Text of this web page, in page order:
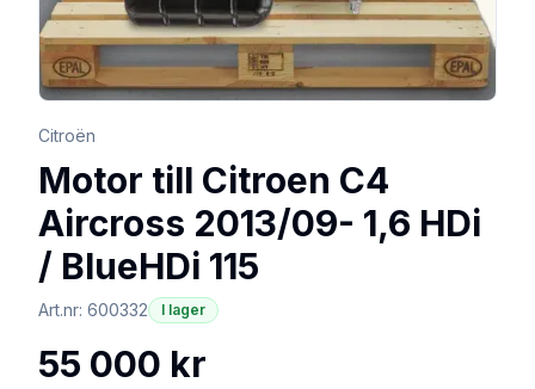
Citroën
Motor till Citroen C4
Aircross 2013/09- 1,6 HDi
/ BlueHDi 115
Art.nr: 600332 I lager
55 000 kr